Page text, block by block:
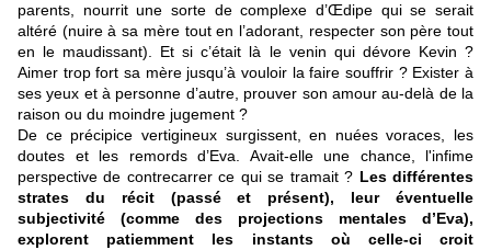
parents, nourrit une sorte de complexe d’Œdipe qui se serait
altéré (nuire à sa mère tout en l’adorant, respecter son père tout
en le maudissant). Et si c’était là le venin qui dévore Kevin ?
Aimer trop fort sa mère jusqu’à vouloir la faire souffrir ? Exister à
ses yeux et à personne d’autre, prouver son amour au-delà de la
raison ou du moindre jugement ?
De ce précipice vertigineux surgissent, en nuées voraces, les
doutes et les remords d’Eva. Avait-elle une chance, l'infime
perspective de contrecarrer ce qui se tramait ? Les différentes
strates du récit (passé et présent), leur éventuelle
subjectivité (comme des projections mentales d’Eva),
explorent patiemment les instants où celle-ci croit